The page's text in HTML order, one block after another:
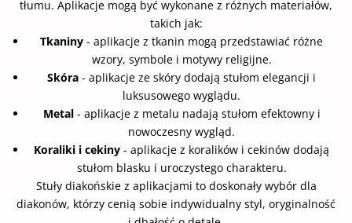
tłumu. Aplikacje mogą być wykonane z różnych materiałów,
takich jak:
Tkaniny - aplikacje z tkanin mogą przedstawiać różne
wzory, symbole i motywy religijne.
Skóra - aplikacje ze skóry dodają stułom elegancji i
luksusowego wyglądu.
Metal- aplikacje z metalu nadają stułom efektowny i
nowoczesny wygląd.
Koraliki i cekiny - aplikacje z koralików i cekinów dodają
stułom blasku i uroczystego charakteru.
Stuły diakońskie z aplikacjami to doskonały wybór dla
diakonów, którzy cenią sobie indywidualny styl, oryginalność